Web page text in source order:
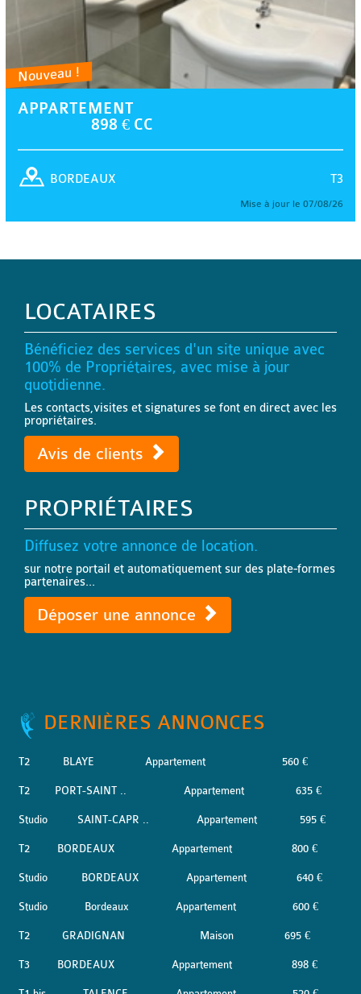
Nouveau !
APPARTEMENT
898 € CC
T3
BORDEAUX
Mise à jour le 07/08/26
LOCATAIRES
Bénéficiez des services d'un site unique avec
100% de Propriétaires, avec mise à jour
quotidienne.
Les contacts,visites et signatures se font en direct avec les
propriétaires.
Avis de clients
PROPRIÉTAIRES
Diffusez votre annonce de location.
sur notre portail et automatiquement sur des plate-formes
partenaires...
Déposer une annonce
DERNIÈRES ANNONCES
T2 BLAYE Appartement 560 €
T2 PORT-SAINT .. Appartement 635 €
Studio SAINT-CAPR .. Appartement 595 €
T2 BORDEAUX Appartement 800 €
Studio BORDEAUX Appartement 640 €
Studio Bordeaux Appartement 600 €
T2 GRADIGNAN Maison 695 €
T3 BORDEAUX Appartement 898 €